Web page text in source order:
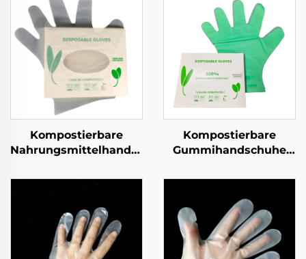
Kompostierbare
Nahrungsmittelhandschuhe
kompostierbar aus
Material
Kompostierbare
Gummihandschuhe
kompostierbar aus
PLA PBAT Maisstärke
Material